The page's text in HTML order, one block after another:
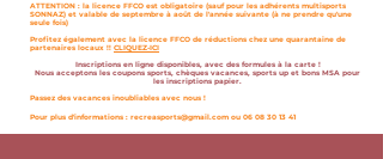
ATTENTION : la licence FFCO est obligatoire (sauf pour les adhérents multisports
SONNAZ) et valable de septembre à août de l'année suivante (à ne prendre qu'une
seule fois)
Profitez également avec la licence FFCO de réductions chez une quarantaine de
partenaires locaux !! CLIQUEZ-ICI
Inscriptions en ligne disponibles, avec des formules à la carte !
Nous acceptons les coupons sports, chèques vacances, sports up et bons MSA pour
les inscriptions papier.
Passez des vacances inoubliables avec nous !
Pour plus d'informations : recreasports@gmail.com ou 06 08 30 13 41